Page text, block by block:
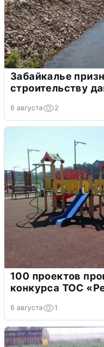
Забайкалье
строительству
6 августа 2
100 проектов
конкурса ТОС
6 августа 1